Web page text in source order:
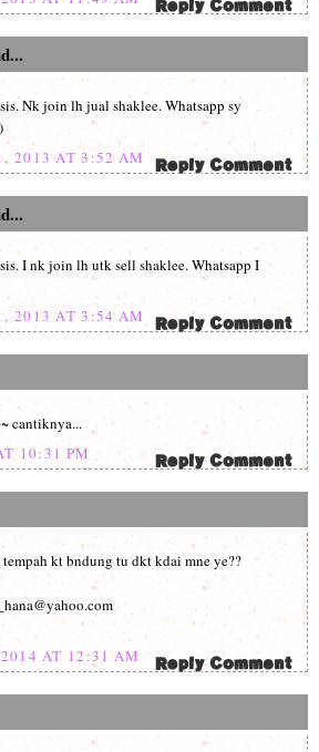
Nk join lh jual shaklee. Whatsapp sy
2013 AT 3:52 AM
I nk join lh utk sell shaklee. Whatsapp I
2013 AT 3:54 AM
cantiknya...
10:31 PM
kt bndung tu dkt kdai mne ye??
AT 12:31 AM